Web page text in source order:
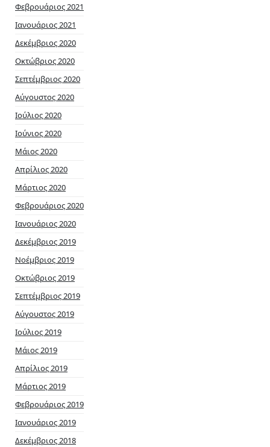
Φεβρουάριος 2021
Ιανουάριος 2021
Δεκέμβριος 2020
Οκτώβριος 2020
Σεπτέμβριος 2020
Αύγουστος 2020
Ιούλιος 2020
Ιούνιος 2020
Μάιος 2020
Απρίλιος 2020
Μάρτιος 2020
Φεβρουάριος 2020
Ιανουάριος 2020
Δεκέμβριος 2019
Νοέμβριος 2019
Οκτώβριος 2019
Σεπτέμβριος 2019
Αύγουστος 2019
Ιούλιος 2019
Μάιος 2019
Απρίλιος 2019
Μάρτιος 2019
Φεβρουάριος 2019
Ιανουάριος 2019
Δεκέμβριος 2018